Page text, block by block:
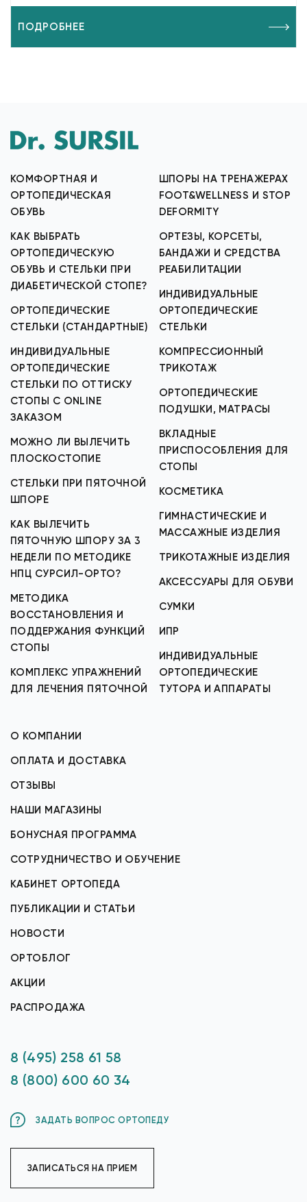
ПОДРОБНЕЕ
КОМФОРТНАЯ И
ОРТОПЕДИЧЕСКАЯ
ОБУВЬ
КАК ВЫБРАТЬ
ОРТОПЕДИЧЕСКУЮ
ОБУВЬ И СТЕЛЬКИ ПРИ
ДИАБЕТИЧЕСКОЙ СТОПЕ?
ОРТОПЕДИЧЕСКИЕ
СТЕЛЬКИ (СТАНДАРТНЫЕ)
ИНДИВИДУАЛЬНЫЕ
ОРТОПЕДИЧЕСКИЕ
СТЕЛЬКИ ПО ОТТИСКУ
СТОПЫ С ONLINE
ЗАКАЗОМ
МОЖНО ЛИ ВЫЛЕЧИТЬ
ПЛОСКОСТОПИЕ
СТЕЛЬКИ ПРИ ПЯТОЧНОЙ
ШПОРЕ
КАК ВЫЛЕЧИТЬ
ПЯТОЧНУЮ ШПОРУ ЗА 3
НЕДЕЛИ ПО МЕТОДИКЕ
НПЦ СУРСИЛ-ОРТО?
МЕТОДИКА
ВОССТАНОВЛЕНИЯ И
ПОДДЕРЖАНИЯ ФУНКЦИЙ
СТОПЫ
КОМПЛЕКС УПРАЖНЕНИЙ
ДЛЯ ЛЕЧЕНИЯ ПЯТОЧНОЙ
ШПОРЫ НА ТРЕНАЖЕРАХ
FOOT&WELLNESS И STOP
DEFORMITY
ОРТЕЗЫ, КОРСЕТЫ,
БАНДАЖИ И СРЕДСТВА
РЕАБИЛИТАЦИИ
ИНДИВИДУАЛЬНЫЕ
ОРТОПЕДИЧЕСКИЕ
СТЕЛЬКИ
КОМПРЕССИОННЫЙ
ТРИКОТАЖ
ОРТОПЕДИЧЕСКИЕ
ПОДУШКИ, МАТРАСЫ
ВКЛАДНЫЕ
ПРИСПОСОБЛЕНИЯ ДЛЯ
СТОПЫ
КОСМЕТИКА
ГИМНАСТИЧЕСКИЕ И
МАССАЖНЫЕ ИЗДЕЛИЯ
ТРИКОТАЖНЫЕ ИЗДЕЛИЯ
АКСЕССУАРЫ ДЛЯ ОБУВИ
СУМКИ
ИПР
ИНДИВИДУАЛЬНЫЕ
ОРТОПЕДИЧЕСКИЕ
ТУТОРА И АППАРАТЫ
О КОМПАНИИ
ОПЛАТА И ДОСТАВКА
ОТЗЫВЫ
НАШИ МАГАЗИНЫ
БОНУСНАЯ ПРОГРАММА
СОТРУДНИЧЕСТВО И ОБУЧЕНИЕ
КАБИНЕТ ОРТОПЕДА
ПУБЛИКАЦИИ И СТАТЬИ
НОВОСТИ
ОРТОБЛОГ
АКЦИИ
РАСПРОДАЖА
8 (495) 258 61 58
8 (800) 600 60 34
ЗАДАТЬ ВОПРОС ОРТОПЕДУ
ЗАПИСАТЬСЯ НА ПРИЕМ